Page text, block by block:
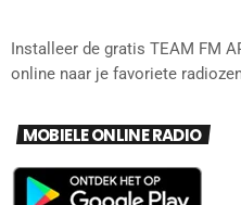
Installeer de gratis TEAM FM
online naar je favoriete
MOBIELE ONLINE RADIO